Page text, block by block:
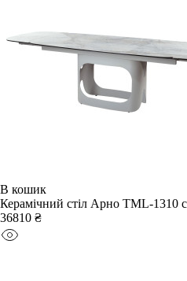
В кошик
Керамічний стіл Арно TML-1310
36810 ₴